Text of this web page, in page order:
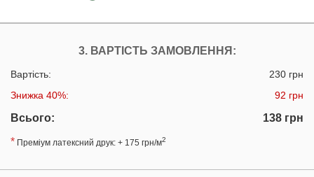
3. ВАРТІСТЬ ЗАМОВЛЕННЯ:
Вартість:
230 грн
Знижка 40%:
92 грн
Всього:
138 грн
* Преміум латексний друк: + 175 грн/м2